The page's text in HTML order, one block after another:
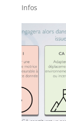
Infos